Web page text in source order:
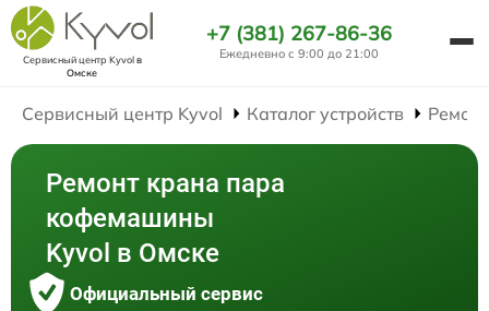
Сервисный центр Kyvolв
Омске
+7 (381) 267-86-36
Ежедневно с 9:00 до 21:00
Сервисный центр Kyvol Каталог устройств
Ремонт крана пара
кофемашины
Kyvol в Омске
Официальный сервис